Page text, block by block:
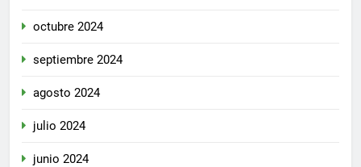
octubre 2024
septiembre 2024
agosto 2024
julio 2024
junio 2024